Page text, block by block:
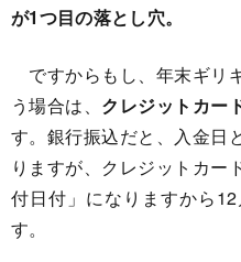
が1つ目の落とし穴。
ですからもし、年末ギリ
う場合は、 クレジットカー
す。銀行振込だと、入金日
りますが、クレジットカー
付日付」になりますから
す。